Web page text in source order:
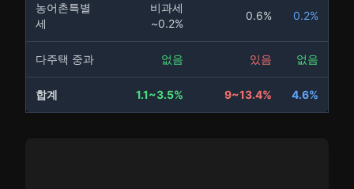
농어촌특별
세
비과세
~0.2%
0.6% 0.2%
다주택 중과 없음 있음 없음
합계 1.1~3.5% 9~13.4% 4.6%